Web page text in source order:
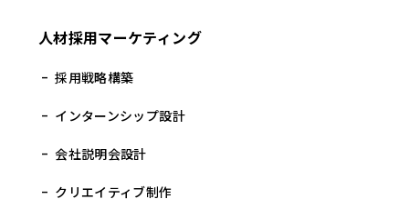
人材採用マーケティング
採用戦略構築
インターンシップ設計
会社説明会設計
クリエイティブ制作